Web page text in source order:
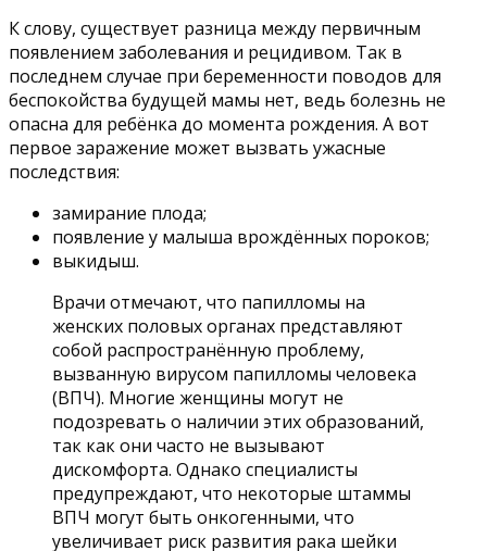
К слову, существует разница между первичным
появлением заболевания и рецидивом. Так в
последнем случае при беременности поводов для
беспокойства будущей мамы нет, ведь болезнь не
опасна для ребёнка до момента рождения. А вот
первое заражение может вызвать ужасные
последствия:
замирание плода;
появление у малыша врождённых пороков;
выкидыш.
Врачи отмечают, что папилломы на
женских половых органах представляют
собой распространённую проблему,
вызванную вирусом папилломы человека
(ВПЧ). Многие женщины могут не
подозревать о наличии этих образований,
так как они часто не вызывают
дискомфорта. Однако специалисты
предупреждают, что некоторые штаммы
ВПЧ могут быть онкогенными, что
увеличивает риск развития рака шейки